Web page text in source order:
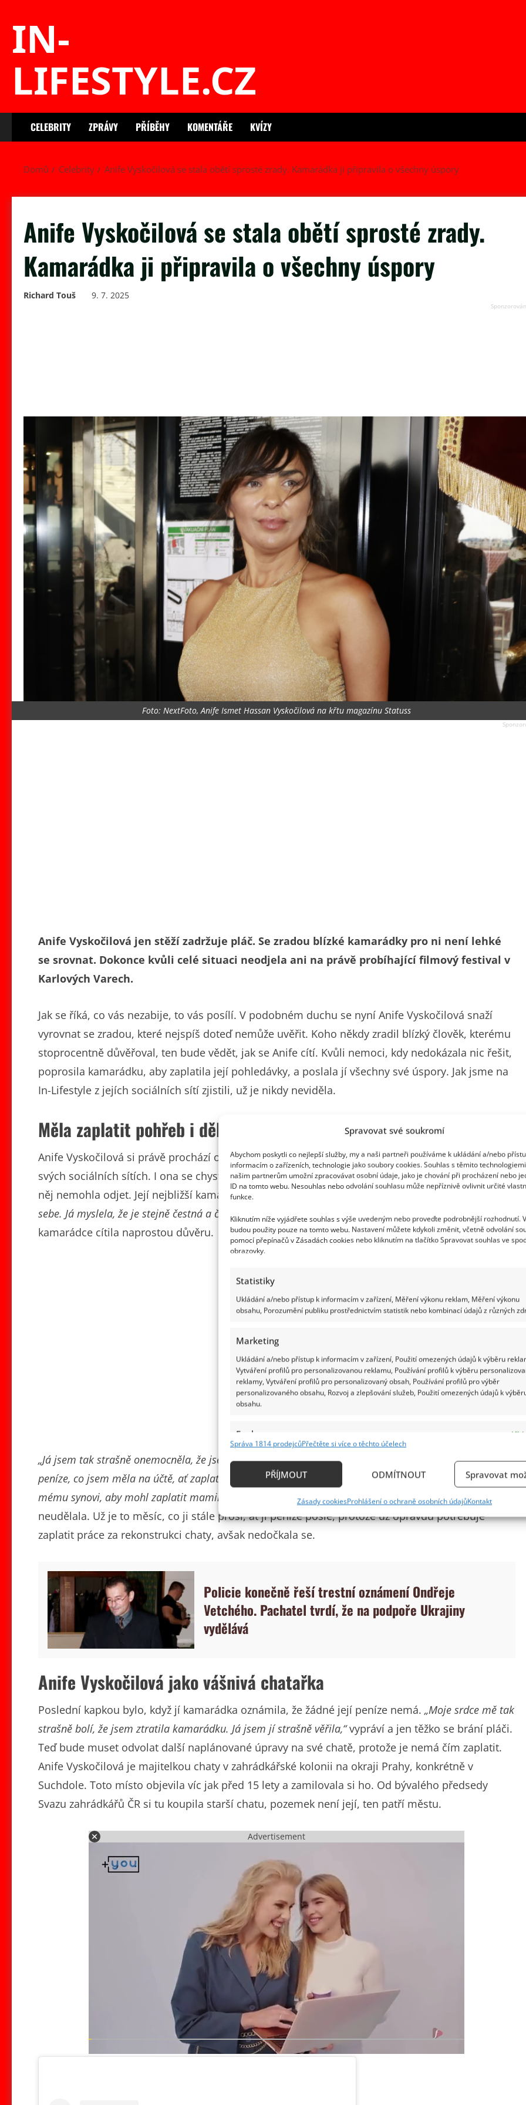
Spravovat své soukromí
Abychom poskytli co nejlepší služby, my a naši partneři používáme k ukládání a/nebo
informacím o zařízeních, technologie jako soubory cookies. Souhlas s těmito
našim partnerům umožní zpracovávat osobní údaje, jako je chování při procházení nebo
ID na tomto webu. Nesouhlas nebo odvolání souhlasu může nepříznivě ovlivnit určité
funkce.
Kliknutím níže vyjádřete souhlas s výše uvedeným nebo proveďte podrobnější rozhodnutí.
budou použity pouze na tomto webu. Nastavení můžete kdykoli změnit, včetně odvolání
pomocí přepínačů v Zásadách cookies nebo kliknutím na tlačítko Spravovat souhlas ve
obrazovky.
Statistiky
Ukládání a/nebo přístup k informacím v zařízení, Měření výkonu reklam, Měření výkonu
obsahu, Porozumění publiku prostřednictvím statistik nebo kombinací údajů z různých
Marketing
Ukládání a/nebo přístup k informacím v zařízení, Použití omezených údajů k výběru
Vytváření profilů pro personalizovanou reklamu, Používání profilů k výběru
reklamy, Vytváření profilů pro personalizovaný obsah, Používání profilů pro výběr
personalizovaného obsahu, Rozvoj a zlepšování služeb, Použití omezených údajů k
obsahu.
Funkce
Identifikace zařízení na základě automaticky přenášených informací.
základě aktivně vyžádaných informací.
Zajištění bezpečnosti, předcházení a zjišťování podvodů a
Správa 1814 prodejcůPřečtěte si více o těchto účelech
PŘÍJMOUT ODMÍTNOUT Spravovat
Zásady cookiesProhlášení o ochraně osobních údajůKontakt
IN-
LIFESTYLE.CZ
CELEBRITY ZPRÁVY PŘÍBĚHY KOMENTÁŘE KVÍZY
Domů Celebrity Anife Vyskočilová se stala obětí sprosté zrady. Kamarádka ji připravila o všechny úspory
Anife Vyskočilová se stala obětí sprosté zrady.
Kamarádka ji připravila o všechny úspory
Richard Touš 9. 7. 2025
Foto: NextFoto, Anife Ismet Hassan Vyskočilová na křtu magazínu Statuss
Anife Vyskočilová jen stěží zadržuje pláč. Se zradou blízké kamarádky pro ni není lehké
se srovnat. Dokonce kvůli celé situaci neodjela ani na právě probíhající filmový festival v
Karlových Varech.
Jak se říká, co vás nezabije, to vás posílí. V podobném duchu se nyní Anife Vyskočilová snaží
vyrovnat se zradou, které nejspíš doteď nemůže uvěřit. Koho někdy zradil blízký člověk, kterému
stoprocentně důvěřoval, ten bude vědět, jak se Anife cítí. Kvůli nemoci, kdy nedokázala nic řešit,
poprosila kamarádku, aby zaplatila její pohledávky, a poslala jí všechny své úspory. Jak jsme na
In-Lifestyle z jejích sociálních sítí zjistili, už je nikdy neviděla.
Měla zaplatit pohřeb i dělníkům
Anife Vyskočilová si právě prochází opravdu velkým životním ponaučením, o které se podělila na
svých sociálních sítích. I ona se chystala letos na filmový festival v Karlových Varech, jenže na
něj nemohla odjet. Její nejbližší kamarádka ji totiž okradla o všechny úspory.
„Nesuď lidi podle
sebe. Já myslela, že je stejně čestná a čistá jako já, ale neeee, spletla jsem se,“
popisuje, jak ke své
kamarádce cítila naprostou důvěru.
„Já jsem tak strašně onemocněla, že jsem myslela, že umřu. Tak jsem kamarádce poslala všechny
peníze, co jsem měla na účtě, ať zaplatí dělníkovi, který mi rekonstruuje chatičku a ať pošle peníze
mému synovi, aby mohl zaplatit maminčin pohřeb,“
líčí. Jenomže povedená kamarádka nic z toho
neudělala. Už je to měsíc, co ji stále prosí, ať jí peníze pošle, protože už opravdu potřebuje
zaplatit práce za rekonstrukci chaty, avšak nedočkala se.
Policie konečně řeší trestní oznámení Ondřeje
Vetchého. Pachatel tvrdí, že na podpoře Ukrajiny
vydělává
Anife Vyskočilová jako vášnivá chatařka
Poslední kapkou bylo, když jí kamarádka oznámila, že žádné její peníze nemá. „Moje srdce mě tak
strašně bolí, že jsem ztratila kamarádku. Já jsem jí strašně věřila,“vypráví a jen těžko se brání pláči.
Teď bude muset odvolat další naplánované úpravy na své chatě, protože je nemá čím zaplatit.
Anife Vyskočilová je majitelkou chaty v zahrádkářské kolonii na okraji Prahy, konkrétně v
Suchdole. Toto místo objevila víc jak před 15 lety a zamilovala si ho. Od bývalého předsedy
Svazu zahrádkářů ČR si tu koupila starší chatu, pozemek není její, ten patří městu.
Advertisement